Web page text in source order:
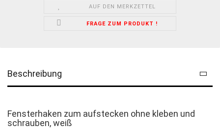
AUF DEN MERKZETTEL
FRAGE ZUM PRODUKT !
Beschreibung
Fensterhaken zum aufstecken ohne kleben und
schrauben, weiß